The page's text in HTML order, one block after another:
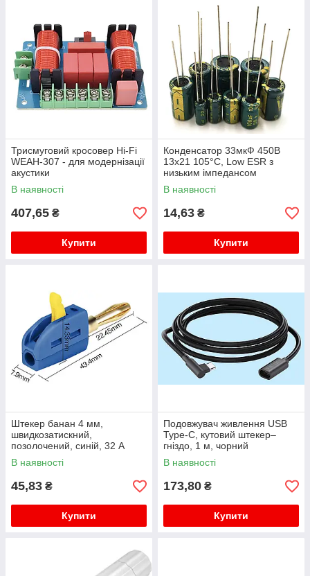
Трисмуговий кросовер Hi-Fi
WEAH-307 - для модернізації
акустики
В наявності
407,65 ₴
Купити
Конденсатор 33мкФ 450В
13x21 105°C, Low ESR з
низьким імпедансом
В наявності
14,63 ₴
Купити
Штекер банан 4 мм,
швидкозатискний,
позолочений, синій, 32 А
В наявності
45,83 ₴
Купити
Подовжувач живлення USB
Type-C, кутовий штекер–
гніздо, 1 м, чорний
В наявності
173,80 ₴
Купити